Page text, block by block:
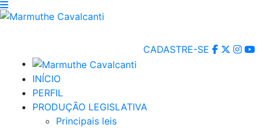
CADASTRE-SE
INÍCIO
PERFIL
PRODUÇÃO LEGISLATIVA
Principais leis